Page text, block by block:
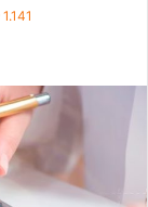
1.141